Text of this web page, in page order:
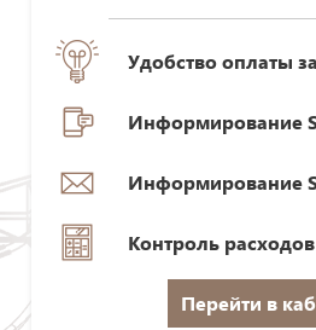
Удобство оплаты
Информирование
Информирование
Контроль расходов
Перейти в